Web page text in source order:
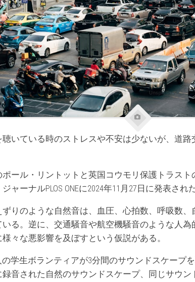
いている時のストレスや不安は少ないが、道
ール・リントットと英国コウモリ保護トラス
ーナルPLOS ONEに2024年11月27日に発表された
りのような自然音は、血圧、心拍数、呼吸数
る。逆に、交通騒音や航空機騒音のような人
々な悪影響を及ぼすという仮説がある。
学生ボランティアが3分間のサウンドスケープ
音された自然のサウンドスケープ、同じサウン